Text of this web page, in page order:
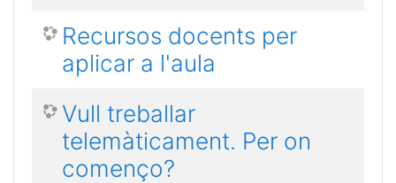
Recursos docents per
aplicar a l'aula
Vull treballar
telemàticament. Per on
començo?